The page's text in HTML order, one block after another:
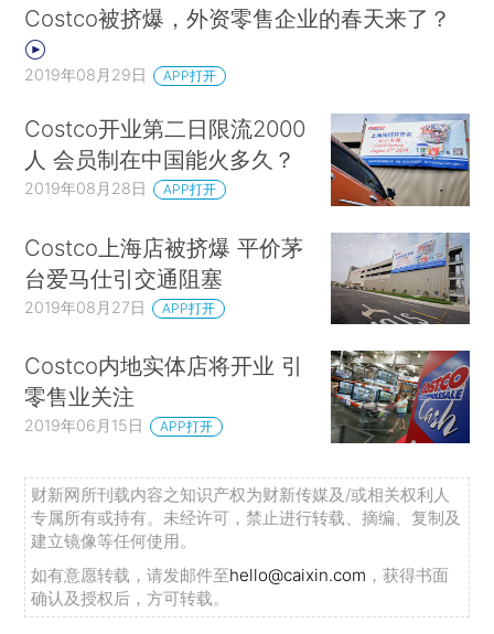
Costco被挤爆，外资零售企业的春天来了？
2019年08月29日 APP打开
Costco开业第二日限流2000
人 会员制在中国能火多久？
2019年08月28日 APP打开
Costco上海店被挤爆 平价茅
台爱马仕引交通阻塞
2019年08月27日 APP打开
Costco内地实体店将开业 引
零售业关注
2019年06月15日 APP打开
财新网所刊载内容之知识产权为财新传媒及/或相关权利人
专属所有或持有。未经许可，禁止进行转载、摘编、复制及
建立镜像等任何使用。
如有意愿转载，请发邮件至hello@caixin.com ，获得书面
确认及授权后，方可转载。